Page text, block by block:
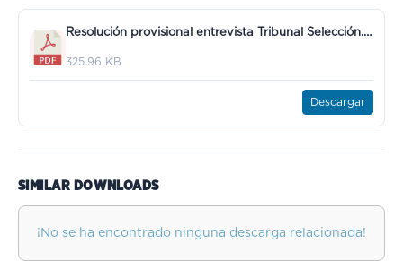
Resolución provisional entrevista Tribunal Selección.pdf
325.96 KB
Descargar
SIMILAR DOWNLOADS
¡No se ha encontrado ninguna descarga relacionada!